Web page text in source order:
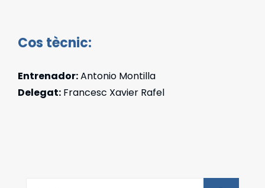
Cos tècnic:
Entrenador:Antonio Montilla
Delegat: Francesc Xavier Rafel